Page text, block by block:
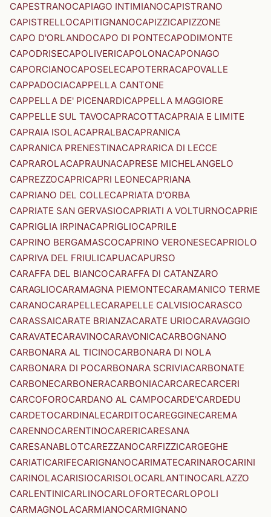
CAPESTRANOCAPIAGO INTIMIANOCAPISTRANO
CAPISTRELLOCAPITIGNANOCAPIZZICAPIZZONE
CAPO D'ORLANDOCAPO DI PONTECAPODIMONTE
CAPODRISECAPOLIVERICAPOLONACAPONAGO
CAPORCIANOCAPOSELECAPOTERRACAPOVALLE
CAPPADOCIACAPPELLA CANTONE
CAPPELLA DE' PICENARDICAPPELLA MAGGIORE
CAPPELLE SUL TAVOCAPRACOTTACAPRAIA E LIMITE
CAPRAIA ISOLACAPRALBACAPRANICA
CAPRANICA PRENESTINACAPRARICA DI LECCE
CAPRAROLACAPRAUNACAPRESE MICHELANGELO
CAPREZZOCAPRICAPRI LEONECAPRIANA
CAPRIANO DEL COLLECAPRIATA D'ORBA
CAPRIATE SAN GERVASIOCAPRIATI A VOLTURNOCAPRIE
CAPRIGLIA IRPINACAPRIGLIOCAPRILE
CAPRINO BERGAMASCOCAPRINO VERONESECAPRIOLO
CAPRIVA DEL FRIULICAPUACAPURSO
CARAFFA DEL BIANCOCARAFFA DI CATANZARO
CARAGLIOCARAMAGNA PIEMONTECARAMANICO TERME
CARANOCARAPELLECARAPELLE CALVISIOCARASCO
CARASSAICARATE BRIANZACARATE URIOCARAVAGGIO
CARAVATECARAVINOCARAVONICACARBOGNANO
CARBONARA AL TICINOCARBONARA DI NOLA
CARBONARA DI POCARBONARA SCRIVIACARBONATE
CARBONECARBONERACARBONIACARCARECARCERI
CARCOFOROCARDANO AL CAMPOCARDE'CARDEDU
CARDETOCARDINALECARDITOCAREGGINECAREMA
CARENNOCARENTINOCARERICARESANA
CARESANABLOTCAREZZANOCARFIZZICARGEGHE
CARIATICARIFECARIGNANOCARIMATECARINAROCARINI
CARINOLACARISIOCARISOLOCARLANTINOCARLAZZO
CARLENTINICARLINOCARLOFORTECARLOPOLI
CARMAGNOLACARMIANOCARMIGNANO